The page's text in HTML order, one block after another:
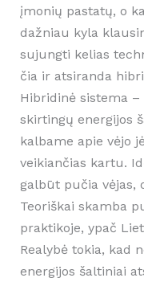
įmonių pastatų, o
dažniau kyla
sujungti kelias
čia ir atsiranda
Hibridinė sistema
skirtingų energijos
kalbame apie vėjo
veikiančias kartu.
galbūt pučia vėjas,
Teoriškai skamba
praktikoje, ypač
Realybė tokia, kad
energijos šaltiniai